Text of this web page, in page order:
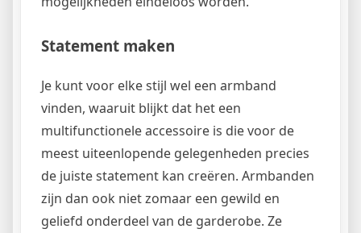
Statement maken
Je kunt voor elke stijl wel een armband
vinden, waaruit blijkt dat het een
multifunctionele accessoire is die voor de
meest uiteenlopende gelegenheden precies
de juiste statement kan creëren. Armbanden
zijn dan ook niet zomaar een gewild en
geliefd onderdeel van de garderobe. Ze